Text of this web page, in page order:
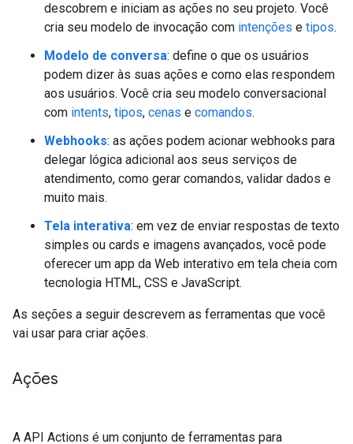
descobrem e iniciam as ações no seu projeto. Você
cria seu modelo de invocação com intenções e tipos.
Modelo de conversa: define o que os usuários
podem dizer às suas ações e como elas respondem
aos usuários. Você cria seu modelo conversacional
com intents, tipos, cenas e comandos.
Webhooks: as ações podem acionar webhooks para
delegar lógica adicional aos seus serviços de
atendimento, como gerar comandos, validar dados e
muito mais.
Tela interativa: em vez de enviar respostas de texto
simples ou cards e imagens avançados, você pode
oferecer um app da Web interativo em tela cheia com
tecnologia HTML, CSS e JavaScript.
As seções a seguir descrevem as ferramentas que você
vai usar para criar ações.
Ações
A API Actions é um conjunto de ferramentas para